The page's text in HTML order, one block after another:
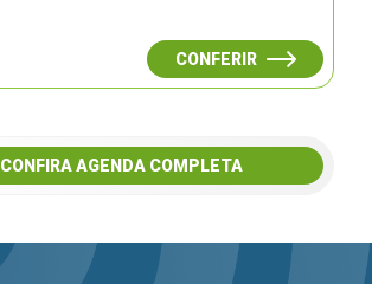
CONFERIR
CONFIRA AGENDA COMPLETA